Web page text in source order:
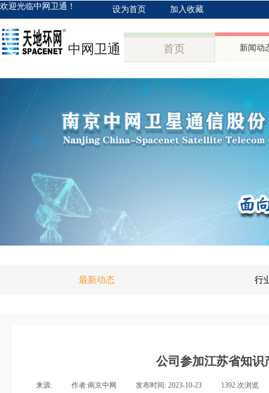
设为首页 加入收藏
欢迎光临中网卫通！
首页 新闻动
中网卫通
最新动态 行
公司参加江苏省知识
来源: 作者:南京中网 发布时间: 2023-10-23 1392 次浏览